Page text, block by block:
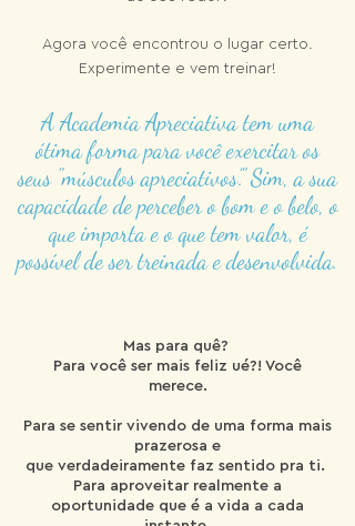
Agora você encontrou o lugar certo.
Experimente e vem treinar!
A Academia Apreciativatem uma
ótima forma para você exercitar os
seus "músculos apreciativos’." Sim, a sua
capacidade de perceber o bom e o belo, o
que importa e o que tem valor, é
possível de ser treinada e desenvolvida.
Mas para quê?
Para você ser mais feliz ué?! Você
merece.
Para se sentir vivendo de uma forma mais
prazerosa e
que verdadeiramente faz sentido pra ti.
Para aproveitar realmente a
oportunidade que é a vida a cada